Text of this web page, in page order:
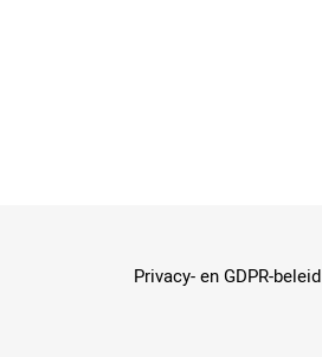
Privacy- en GDPR-beleid